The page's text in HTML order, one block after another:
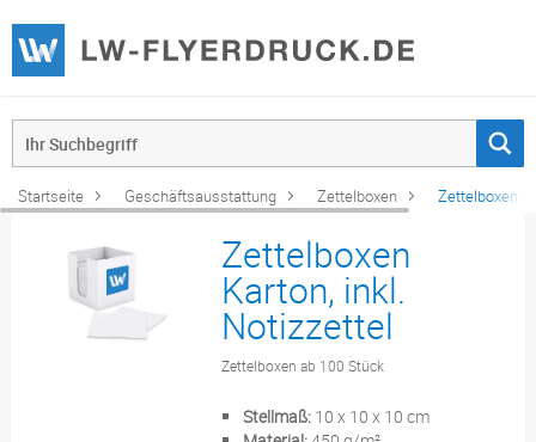
Startseite Geschäftsausstattung Zettelboxen Zettelboxen
Zettelboxen
Karton, inkl.
Notizzettel
Zettelboxen ab 100 Stück
Stellmaß: 10 x 10 x 10 cm